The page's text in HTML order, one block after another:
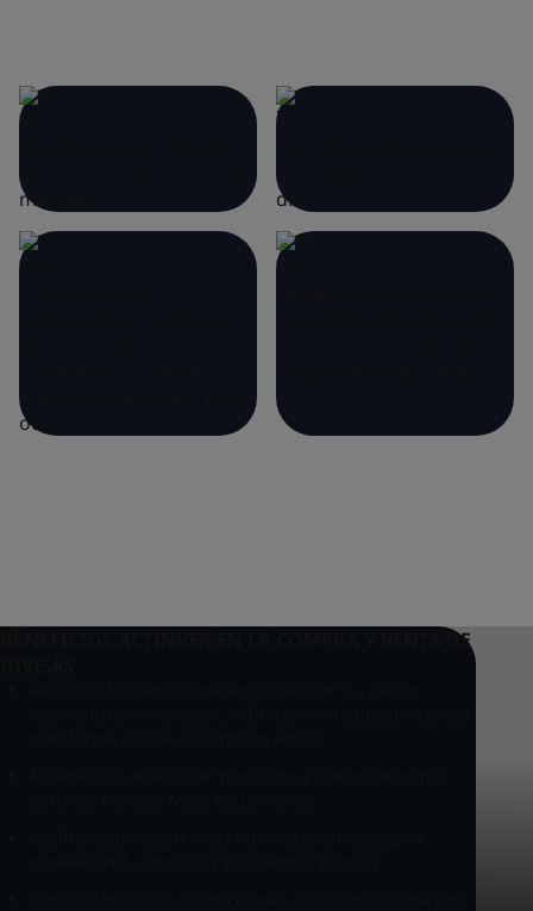
cambio competitivo en el
mercado.
se realizarán el mismo
día.
nuevo shekel israelí, entre
otras más.
BENEFICIOS ACTINVER EN LA COMPRA Y VENTA DE